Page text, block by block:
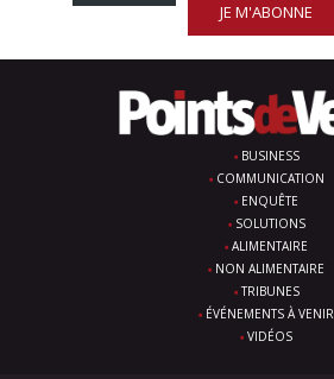
JE M'ABONNE
BUSINESS
COMMUNICATION
ENQUÊTE
SOLUTIONS
ALIMENTAIRE
NON ALIMENTAIRE
TRIBUNES
ÉVÉNEMENTS À VENIR
VIDÉOS